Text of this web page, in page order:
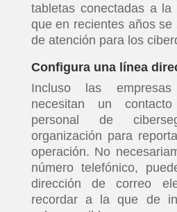
tabletas conectadas a
que en recientes años
de atención para los
Configura una línea
Incluso las
necesitan un
personal de
organización para
operación. No
número telefónico,
dirección de correo
recordar a la que de